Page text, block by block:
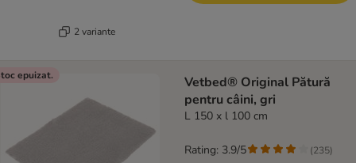
2 variante
epuizat.
Vetbed® Original Pătură
pentru câini, gri
L 150 x l 100 cm
Rating: 3.9/5 (235)